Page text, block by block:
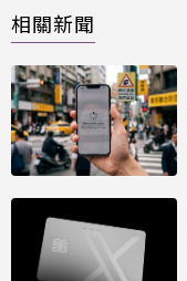
相關新聞